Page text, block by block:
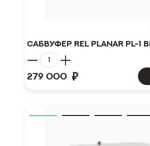
Сабвуфер REL Planar PL-1
279 000 ₽